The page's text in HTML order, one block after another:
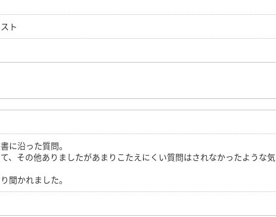
ト
に沿った質問。
、その他ありましたがあまりこたえにくい質問はされなかったような気
聞かれました。